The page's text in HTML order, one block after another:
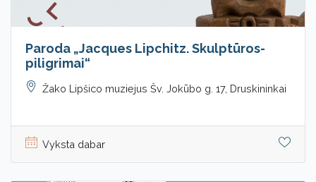
Paroda „Jacques Lipchitz. Skulptūros-
piligrimai“
Žako Lipšico muziejus Šv. Jokūbo g. 17, Druskininkai
Vyksta dabar